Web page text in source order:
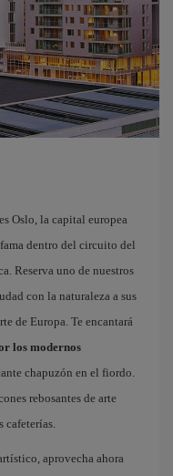
Oslo, la capital europea
dentro del circuito del
Reserva uno de nuestros
con la naturaleza a sus
de Europa. Te encantará
los modernos
chapuzón en el fiordo.
rebosantes de arte
cafeterías.
aprovecha ahora